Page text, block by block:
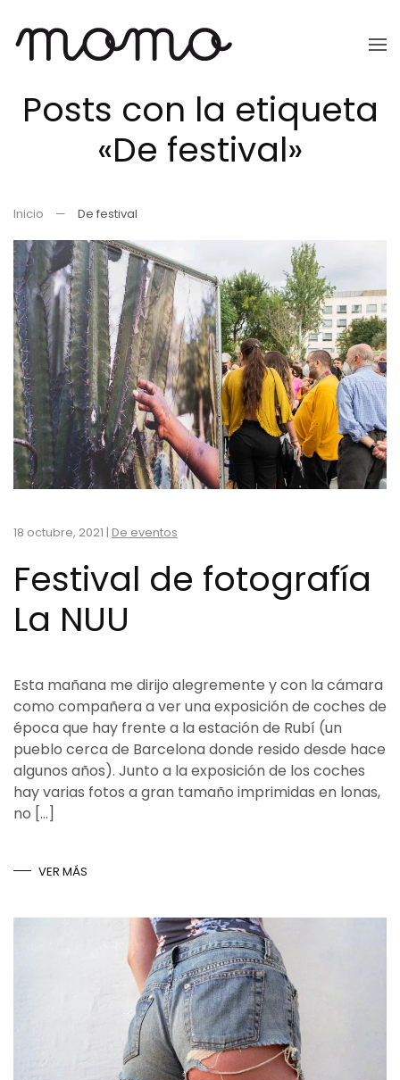
Ir
contenido
principal
Posts con la etiqueta
«De festival»
Inicio De festival
18 octubre, 2021 | De eventos
Festival de fotografía
La NUU
Esta mañana me dirijo alegremente y con la cámara
como compañera a ver una exposición de coches de
época que hay frente a la estación de Rubí (un
pueblo cerca de Barcelona donde resido desde hace
algunos años). Junto a la exposición de los coches
hay varias fotos a gran tamaño imprimidas en lonas,
no […]
VER MÁS